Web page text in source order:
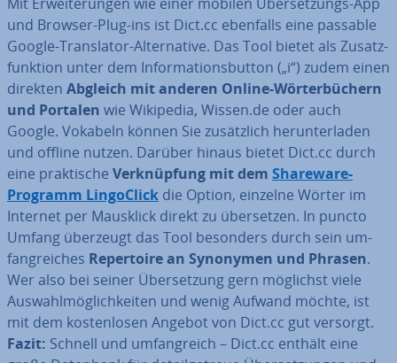
und Browser-Plug-ins ist Dict.cc ebenfalls eine passable
Google-Trans­la­tor-Al­ter­na­ti­ve. Das Tool bietet als Zu­satz­
funk­ti­on unter dem In­for­ma­ti­ons­but­ton („i“) zudem einen
direkten Abgleich mit anderen Online-Wör­ter­bü­chern
und Portalen wie Wikipedia, Wissen.de oder auch
Google. Vokabeln können Sie zu­sätz­lich her­un­ter­la­den
und offline nutzen. Darüber hinaus bietet Dict.cc durch
eine prak­ti­sche Ver­knüp­fung mit dem Shareware-
Programm Lin­go­Click die Option, einzelne Wörter im
Internet per Mausklick direkt zu über­set­zen. In puncto
Umfang überzeugt das Tool besonders durch sein um­
fang­rei­ches Re­per­toire an Synonymen und Phrasen.
Wer also bei seiner Über­set­zung gern möglichst viele
Aus­wahl­mög­lich­kei­ten und wenig Aufwand möchte, ist
mit dem kos­ten­lo­sen Angebot von Dict.cc gut versorgt.
Fazit: Schnell und um­fang­reich – Dict.cc enthält eine